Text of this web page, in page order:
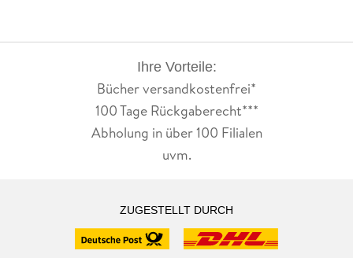
Ihre Vorteile:
Bücher versandkostenfrei*
100 Tage Rückgaberecht***
Abholung in über 100 Filialen
uvm.
ZUGESTELLT DURCH